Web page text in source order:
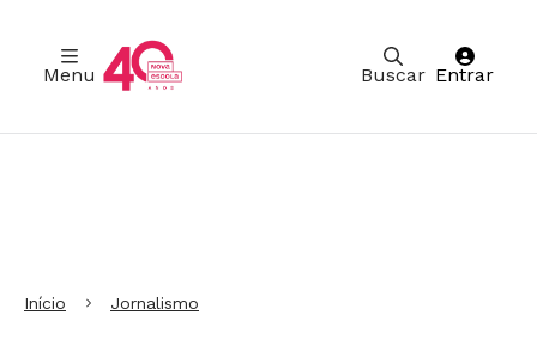
Buscar
Menu Entrar
Início Jornalismo